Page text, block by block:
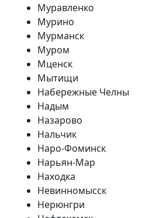
Муравленко
Мурино
Мурманск
Муром
Мценск
Мытищи
Набережные Челны
Надым
Назарово
Нальчик
Наро-Фоминск
Нарьян-Мар
Находка
Невинномысск
Нерюнгри